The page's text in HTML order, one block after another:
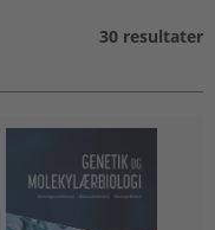
30 resultater